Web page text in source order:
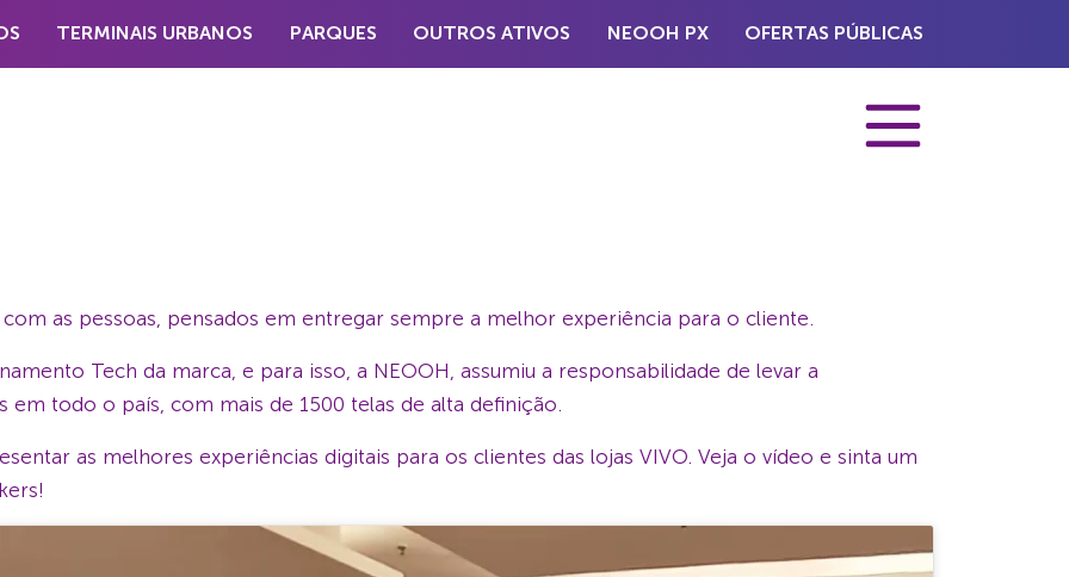
TERMINAIS URBANOS PARQUES OUTROS ATIVOS NEOOH PX OFERTAS PÚBLICAS
as pessoas, pensados em entregar sempre a melhor experiência para o cliente.
Tech da marca, e para isso, a NEOOH, assumiu a responsabilidade de levar a
em todo o país, com mais de 1500 telas de alta definição.
as melhores experiências digitais para os clientes das lojas VIVO. Veja o vídeo e sinta um